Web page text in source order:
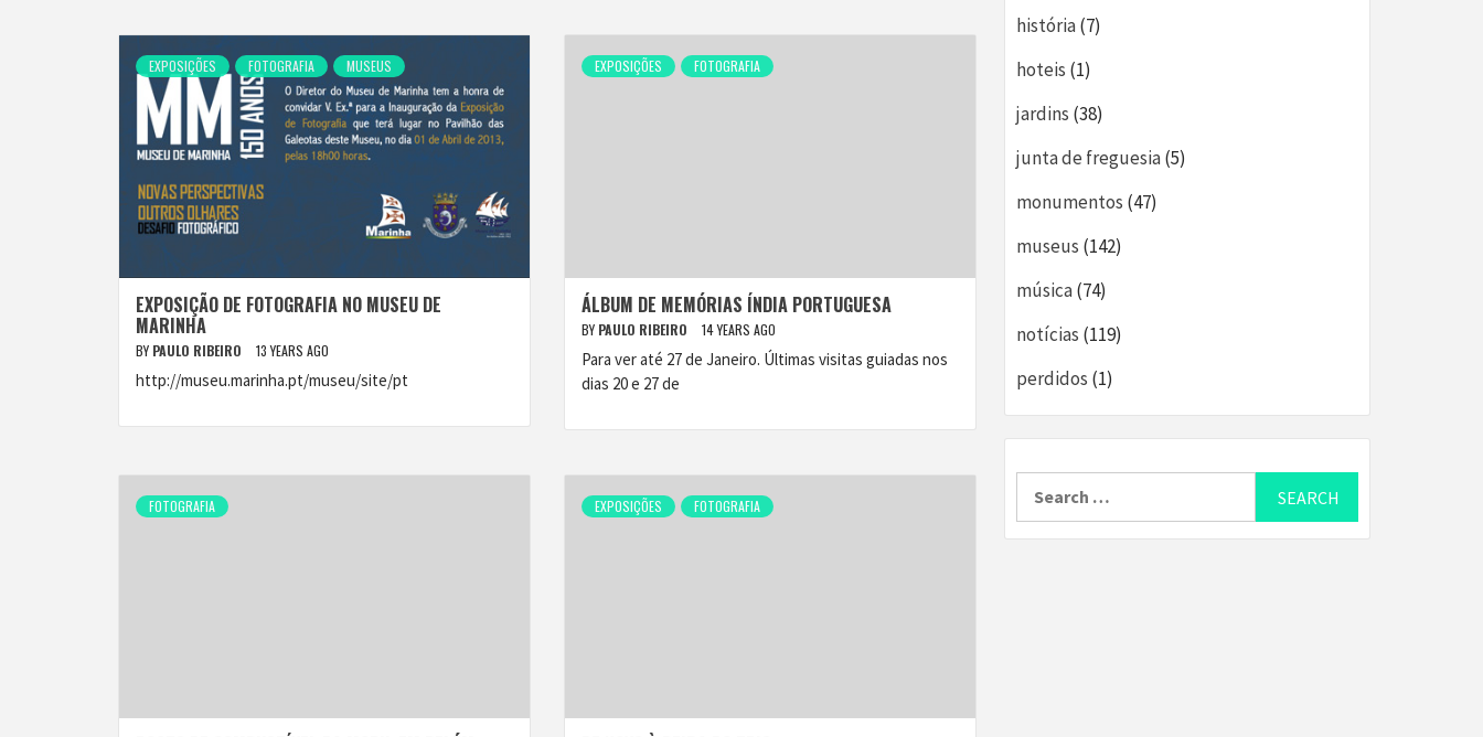
EXPOSIÇÕES FOTOGRAFIA MUSEUS
EXPOSIÇÃO DE FOTOGRAFIA NO MUSEU DE
MARINHA
BY PAULO RIBEIRO 13 YEARS AGO
http://museu.marinha.pt/museu/site/pt
EXPOSIÇÕES FOTOGRAFIA
ÁLBUM DE MEMÓRIAS ÍNDIA PORTUGUESA
BY PAULO RIBEIRO 14 YEARS AGO
Para ver até 27 de Janeiro. Últimas visitas guiadas nos
dias 20 e 27 de
FOTOGRAFIA EXPOSIÇÕES FOTOGRAFIA
história(7)
hoteis (1)
jardins (38)
junta de freguesia(5)
monumentos (47)
museus (142)
música(74)
notícias (119)
perdidos (1)